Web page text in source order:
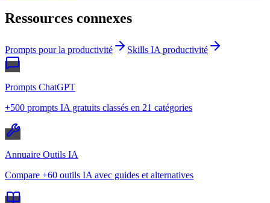
Ressources connexes
Prompts pour la productivité Skills IA productivité
Prompts ChatGPT
+500 prompts IA gratuits classés en 21 catégories
Annuaire Outils IA
Compare +60 outils IA avec guides et alternatives